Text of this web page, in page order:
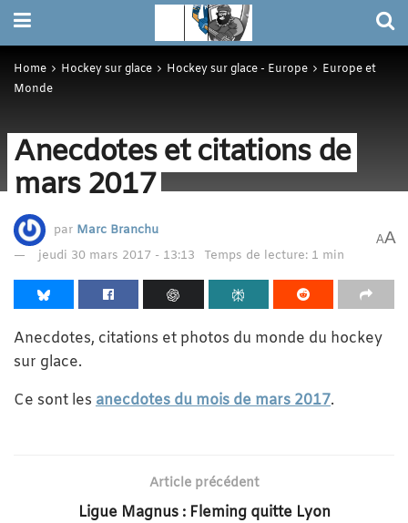
Home Hockey sur glace Hockey sur glace - Europe
Europe et
Monde
Anecdotes et citations de
mars 2017
par Marc Branchu
jeudi 30 mars 2017 - 13:13
Temps de lecture: 1 min
AA
Anecdotes, citations et photos du monde du hockey
sur glace.
Ce sont les anecdotes du mois de mars 2017.
Article précédent
Ligue Magnus : Fleming quitte Lyon